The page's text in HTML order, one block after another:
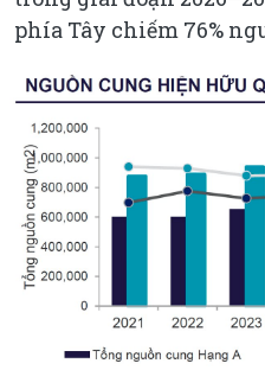
phía Tây chiếm 76%